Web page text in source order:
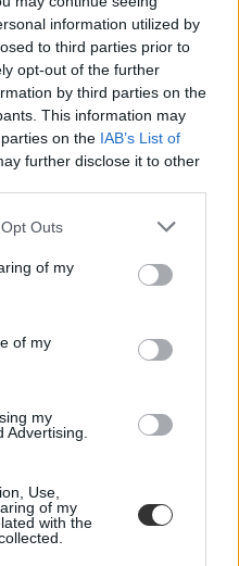
information utilized by
to third parties prior to
opt-out of the further
by third parties on the
This information may
on the IAB’s List of
further disclose it to other
Outs
of my
of my
my
Advertising.
Use,
of my
with the